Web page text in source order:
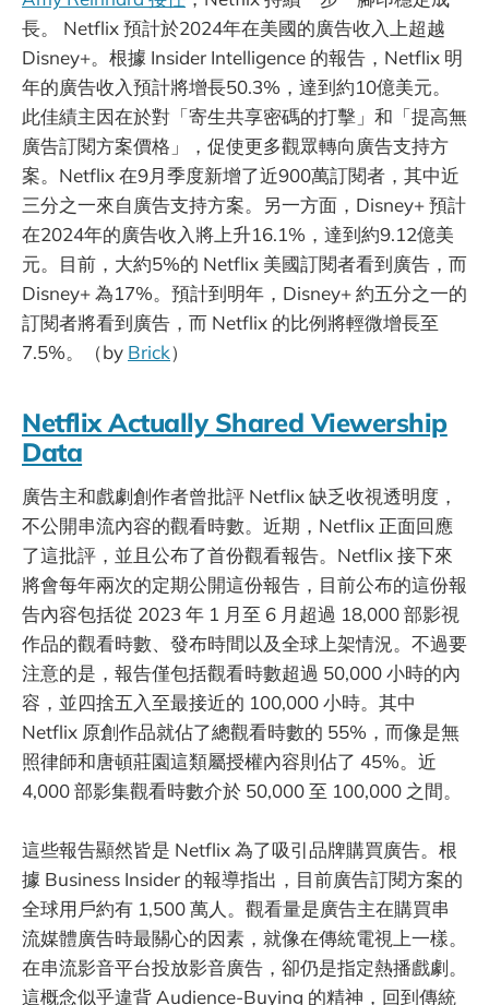
長。 Netflix 預計於2024年在美國的廣告收入上超越
Disney+。根據 Insider Intelligence 的報告，Netflix 明
年的廣告收入預計將增長50.3%，達到約10億美元。
此佳績主因在於對「寄生共享密碼的打擊」和「提高無
廣告訂閱方案價格」，促使更多觀眾轉向廣告支持方
案。Netflix 在9月季度新增了近900萬訂閱者，其中近
三分之一來自廣告支持方案。另一方面，Disney+ 預計
在2024年的廣告收入將上升16.1%，達到約9.12億美
元。目前，大約5%的 Netflix 美國訂閱者看到廣告，而
Disney+ 為17%。預計到明年，Disney+ 約五分之一的
訂閱者將看到廣告，而 Netflix 的比例將輕微增長至
7.5%。（by Brick）
Netflix Actually Shared Viewership
Data
廣告主和戲劇創作者曾批評 Netflix 缺乏收視透明度，
不公開串流內容的觀看時數。近期，Netflix 正面回應
了這批評，並且公布了首份觀看報告。Netflix 接下來
將會每年兩次的定期公開這份報告，目前公布的這份報
告內容包括從 2023 年 1 月至 6 月超過 18,000 部影視
作品的觀看時數、發布時間以及全球上架情況。不過要
注意的是，報告僅包括觀看時數超過 50,000 小時的內
容，並四捨五入至最接近的 100,000 小時。其中
Netflix 原創作品就佔了總觀看時數的 55%，而像是無
照律師和唐頓莊園這類屬授權內容則佔了 45%。近
4,000 部影集觀看時數介於 50,000 至 100,000 之間。
這些報告顯然皆是 Netflix 為了吸引品牌購買廣告。根
據 Business Insider 的報導指出，目前廣告訂閱方案的
全球用戶約有 1,500 萬人。觀看量是廣告主在購買串
流媒體廣告時最關心的因素，就像在傳統電視上一樣。
在串流影音平台投放影音廣告，卻仍是指定熱播戲劇。
這概念似乎違背 Audience-Buying 的精神，回到傳統